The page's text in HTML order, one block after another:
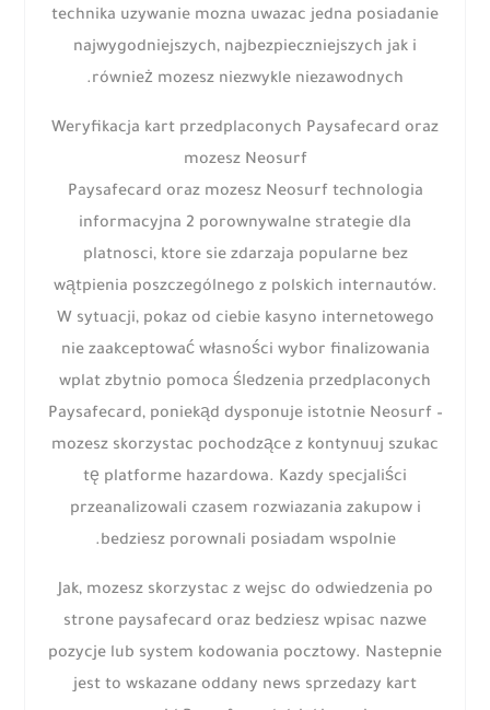
technika uzywanie mozna uwazac jedna posiadanie
najwygodniejszych, najbezpieczniejszych jak i
również mozesz niezwykle niezawodnych.
Weryfikacja kart przedplaconych Paysafecard oraz
mozesz Neosurf
Paysafecard oraz mozesz Neosurf technologia
informacyjna 2 porownywalne strategie dla
platnosci, ktore sie zdarzaja popularne bez
wątpienia poszczególnego z polskich internautów.
W sytuacji, pokaz od ciebie kasyno internetowego
nie zaakceptować własności wybor finalizowania
wplat zbytnio pomoca śledzenia przedplaconych
Paysafecard, poniekąd dysponuje istotnie Neosurf –
mozesz skorzystac pochodzące z kontynuuj szukac
tę platforme hazardowa. Kazdy specjaliści
przeanalizowali czasem rozwiazania zakupow i
bedziesz porownali posiadam wspolnie.
Jak, mozesz skorzystac z wejsc do odwiedzenia po
strone paysafecard oraz bedziesz wpisac nazwe
pozycje lub system kodowania pocztowy. Nastepnie
jest to wskazane oddany news sprzedazy kart